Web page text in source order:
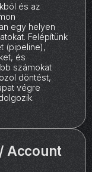
és az
egy helyen
Felépítünk
(pipeline),
és
számokat
döntést,
végre
Account